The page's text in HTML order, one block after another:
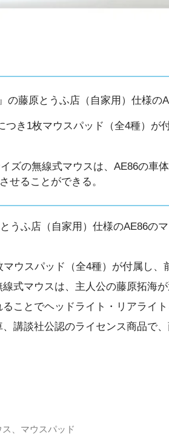
の藤原とうふ店（自家用）仕様の
つき1枚マウスパッド（全4種）が
ズの無線式マウスは、AE86の車
せることができる。
とうふ店（自家用）仕様のAE86の
ウスパッド（全4種）が付属し、
式マウスは、主人公の藤原拓海
ことでヘッドライト・リアライ
講談社公認のライセンス商品で
、マウスパッド